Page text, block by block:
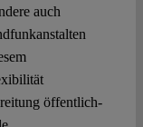
auch
öffentlich-